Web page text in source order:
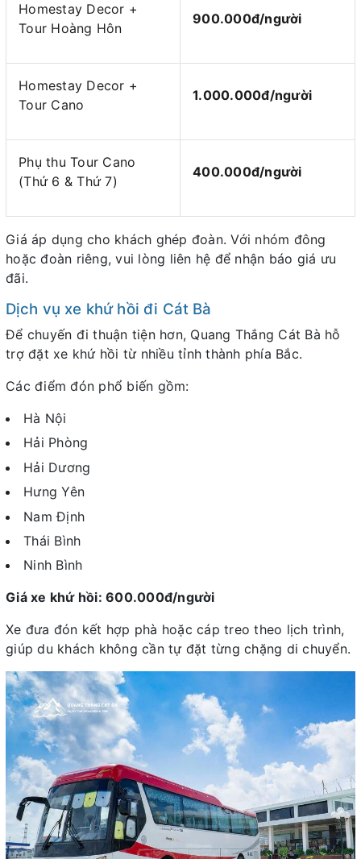
Homestay Decor +
Tour Hoàng Hôn
900.000đ/người
Homestay Decor +
Tour Cano
1.000.000đ/người
Phụ thu Tour Cano
(Thứ 6 & Thứ 7)
400.000đ/người
Giá áp dụng cho khách ghép đoàn. Với nhóm đông
hoặc đoàn riêng, vui lòng liên hệ để nhận báo giá ưu
đãi.
Dịch vụ xe khứ hồi đi Cát Bà
Để chuyến đi thuận tiện hơn, Quang Thắng Cát Bà hỗ
trợ đặt xe khứ hồi từ nhiều tỉnh thành phía Bắc.
Các điểm đón phổ biến gồm:
Hà Nội
Hải Phòng
Hải Dương
Hưng Yên
Nam Định
Thái Bình
Ninh Bình
Giá xe khứ hồi: 600.000đ/người
Xe đưa đón kết hợp phà hoặc cáp treo theo lịch trình,
giúp du khách không cần tự đặt từng chặng di chuyển.